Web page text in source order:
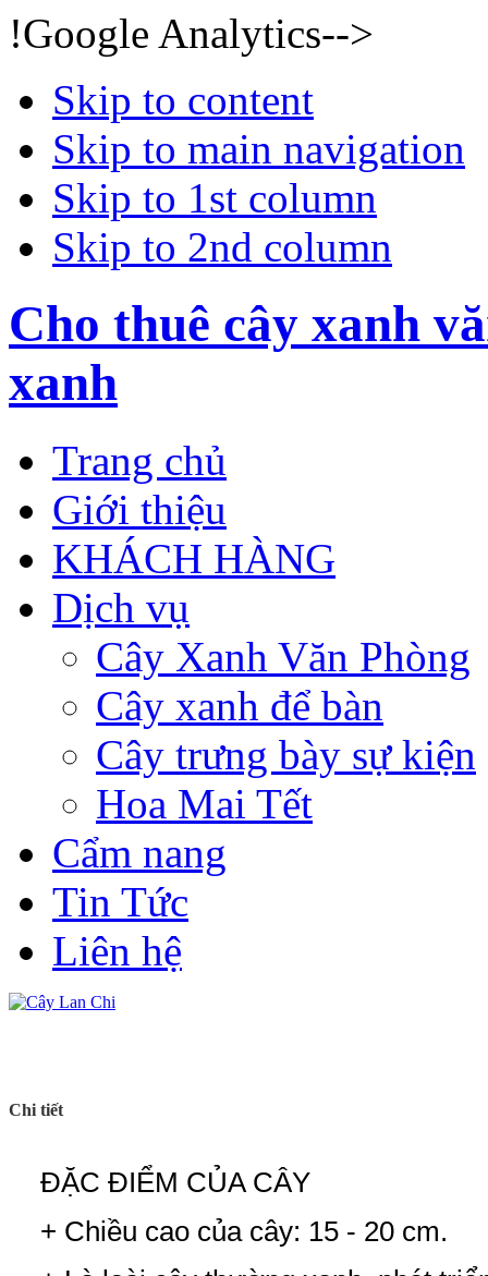
!Google Analytics-->
Skip to content
Skip to main navigation
Skip to 1st column
Skip to 2nd column
Cho thuê cây xanh
xanh
Trang chủ
Giới thiệu
KHÁCH HÀNG
Dịch vụ
Cây Xanh Văn Phòng
Cây xanh để bàn
Cây trưng bày sự kiện
Hoa Mai Tết
Cẩm nang
Tin Tức
Liên hệ
Chi tiết
ĐẶC ĐIỂM CỦA CÂY
+ Chiều cao của cây: 15 - 20 cm.